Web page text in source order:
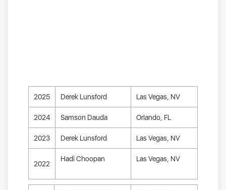
2025 Derek Lunsford Las Vegas, NV
2024 Samson Dauda Orlando, FL
2023 Derek Lunsford Las Vegas, NV
2022
Hadi Choopan Las Vegas, NV